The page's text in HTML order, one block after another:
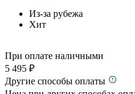
Из-за рубежа
Хит
При оплате наличными
5 495 ₽
Другие способы оплаты